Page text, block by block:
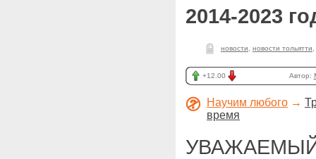
2014-2023
новости новости тольятти
+12.00 Автор:
Научим любого →
время